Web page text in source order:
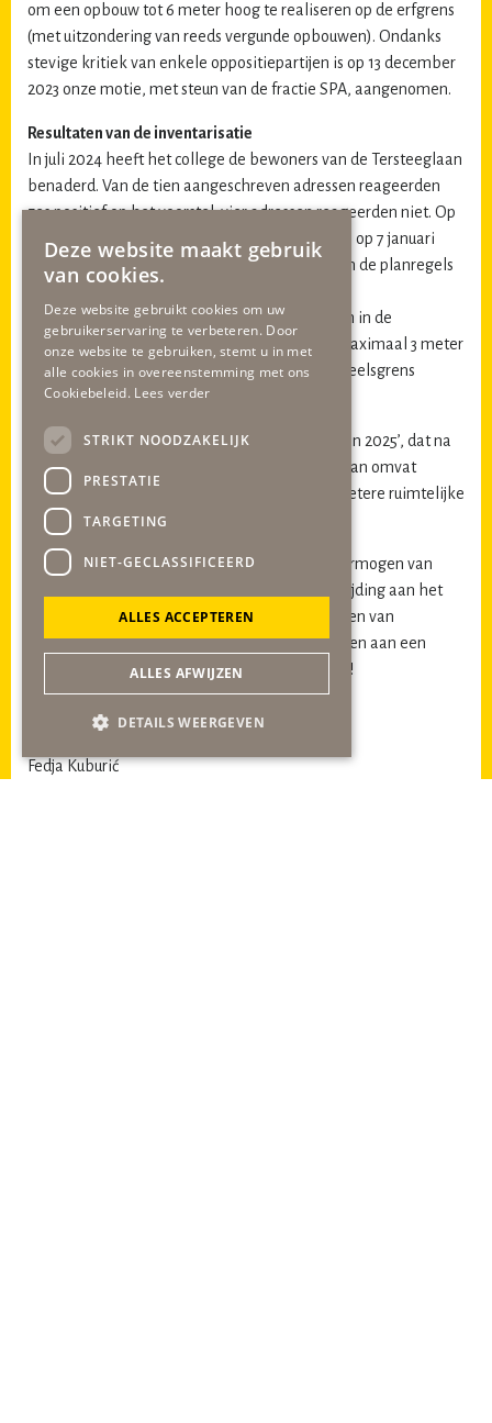
om een opbouw tot 6 meter hoog te realiseren op de erfgrens
(met uitzondering van reeds vergunde opbouwen). Ondanks
stevige kritiek van enkele oppositiepartijen is op 13 december
2023 onze motie, met steun van de fractie SPA, aangenomen.
Resultaten van de inventarisatie
In juli 2024 heeft het college de bewoners van de Tersteeglaan
benaderd. Van de tien aangeschreven adressen reageerden
zes positief op het voorstel; vier adressen reageerden niet. Op
basis van deze inventarisatie heeft het college op 7 januari
2025 besloten de gemeenteraad voor te stellen de planregels
De voorgestelde wijziging houdt in dat bouwen in de
noordelijke perceelsgrens wordt beperkt tot maximaal 3 meter
hoog, tot een afstand van 3 meter van die perceelsgrens
De wijziging wordt opgenomen in het ‘veegplan 2025’, dat na
de zomer aan de raad wordt voorgelegd. Dit plan omvat
meerdere wijzigingen die bijdragen aan een betere ruimtelijke
ordening in onze gemeente.
Wij zijn trots op de inzet en het doorzettingsvermogen van
onze fractie in dit proces. Het toont onze toewijding aan het
beschermen van leefbaarheid en het versterken van
bewonersparticipatie. Samen blijven we bouwen aan een
gemeente waarin iedereen zich gehoord voelt!
Hartelijke groet,
Fedja Kuburić
Deze website maakt gebruik
van cookies.
Deze website gebruikt cookies om uw
gebruikerservaring te verbeteren. Door
onze website te gebruiken, stemt u in met
alle cookies in overeenstemming met ons
Cookiebeleid. Lees verder
STRIKT NOODZAKELIJK
PRESTATIE
TARGETING
NIET-GECLASSIFICEERD
ALLES ACCEPTEREN
ALLES AFWIJZEN
DETAILS WEERGEVEN